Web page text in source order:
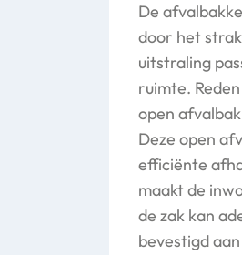
De
door het
uitstraling
ruimte.
open
Deze open
efficiënte
maakt de
de zak kan
bevestigd